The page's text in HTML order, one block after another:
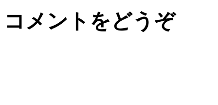
コメントをどうぞ